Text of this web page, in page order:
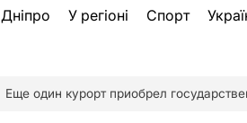
Дніпро У регіоні Спорт
Еще один курорт приобрел